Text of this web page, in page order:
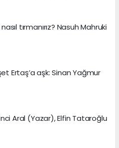
tırmanırız? Nasuh Mahruki
Ertaş’a aşk: Sinan Yağmur
Aral (Yazar), Elfin Tataroğlu